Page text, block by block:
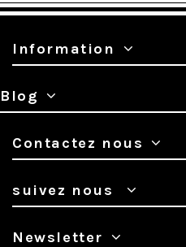
Information
Blog
Contactez nous
suivez nous
Newsletter